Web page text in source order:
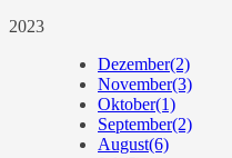
2023
Dezember(2)
November(3)
Oktober(1)
September(2)
August(6)